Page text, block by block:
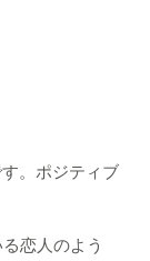
。ポジティブ
恋人のよう